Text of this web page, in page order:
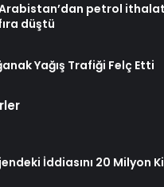
Arabistan’dan petrol
düştü
Yağış Trafiği Felç Etti
İddiasını 20 Milyon